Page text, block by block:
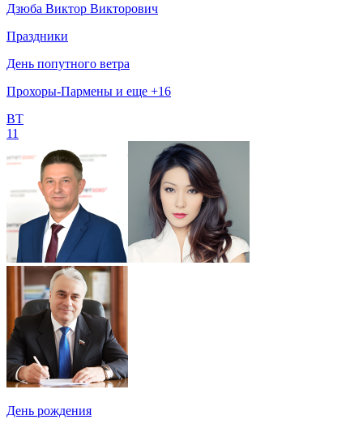
Дзюба Виктор Викторович
Праздники
День попутного ветра
Прохоры-Пармены и еще +16
ВТ
11
День рождения